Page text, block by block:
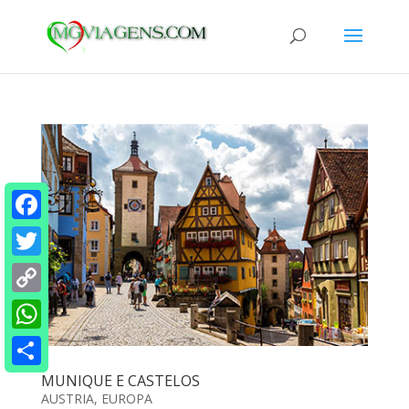
MUNIQUE E CASTELOS
AUSTRIA, EUROPA
Facebook
Twitter
Copy
Link
WhatsApp
Share